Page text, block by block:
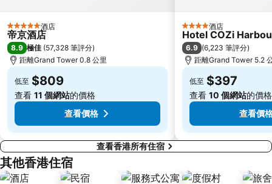
深圳站
珠海拱北汽車客運站
深圳野生動物園
皇崗口岸
鹽田區
Lamma Island
香港屯門
5 星級 酒店
帝京酒店
8.9 極佳 (57,328 筆評分)
距離Grand Tower 0.8 公里
低至 $809
查看 11 個網站的價格
查看價格
4 星級 酒店
Hotel COZi
6.9 (6,223 筆評分)
距離Grand Tower 5.2
低至 $397
查看 10 個網站的價格
查看價
查看香港所有住宿
其他香港住宿